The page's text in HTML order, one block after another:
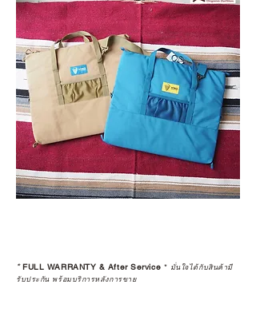
*FULL WARRANTY & After Service * มั่นใจได้กับสินค้ามี
รับประกัน พร้อมบริการหลังการขาย